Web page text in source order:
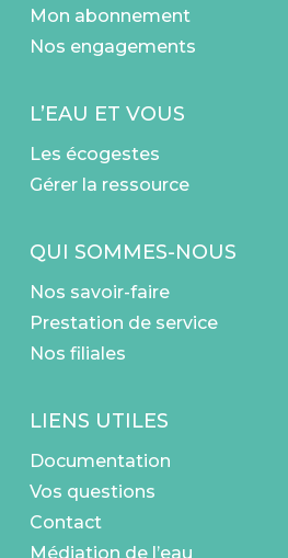
Mon abonnement
Nos engagements
L’EAU ET VOUS
Les écogestes
Gérer la ressource
QUI SOMMES-NOUS
Nos savoir-faire
Prestation de service
Nos filiales
LIENS UTILES
Documentation
Vos questions
Contact
Médiation de l’eau